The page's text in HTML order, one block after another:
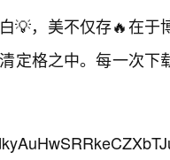
💡，美不仅存🔥在
定格之中。每一次